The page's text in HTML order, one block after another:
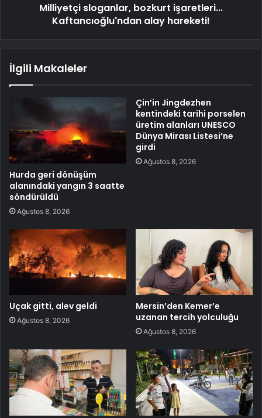
Milliyetçi sloganlar, bozkurt işaretleri...
Kaftancıoğlu'ndan alay hareketi!
İlgili Makaleler
Hurda geri dönüşüm
alanındaki yangın 3 saatte
söndürüldü
Ağustos 8, 2026
Çin’in Jingdezhen
kentindeki tarihi porselen
üretim alanları UNESCO
Dünya Mirası Listesi’ne
girdi
Ağustos 8, 2026
Uçak gitti, alev geldi
Ağustos 8, 2026
Mersin’den Kemer’e
uzanan tercih yolculuğu
Ağustos 8, 2026